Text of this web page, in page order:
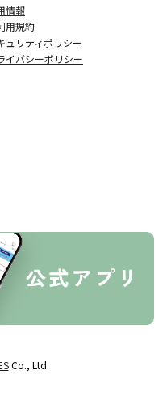
情報
用規約
ュリティポリシー
イバシーポリシー
Co., Ltd.